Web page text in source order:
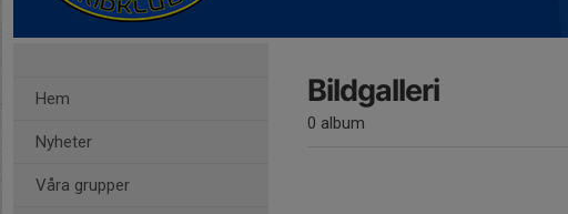
Hem
Nyheter
Våra grupper
Bildgalleri
0 album